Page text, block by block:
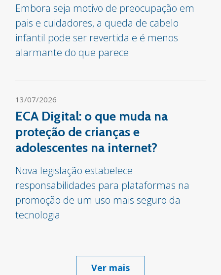
Embora seja motivo de preocupação em
pais e cuidadores, a queda de cabelo
infantil pode ser revertida e é menos
alarmante do que parece
13/07/2026
ECA Digital: o que muda na
proteção de crianças e
adolescentes na internet?
Nova legislação estabelece
responsabilidades para plataformas na
promoção de um uso mais seguro da
tecnologia
Ver mais